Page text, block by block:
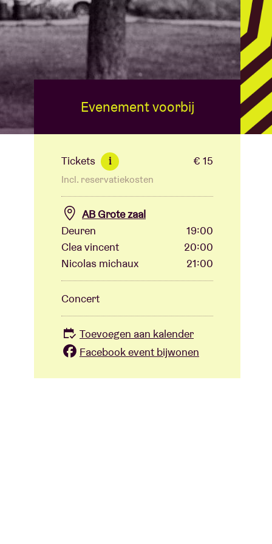
Evenement voorbij
Tickets i € 15
Incl. reservatiekosten
AB Grote zaal
Deuren
19:00
Clea vincent
20:00
Nicolas michaux
21:00
Concert
Toevoegen aan kalender
Facebook event bijwonen